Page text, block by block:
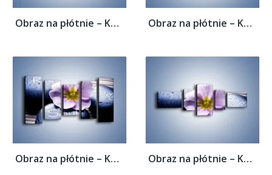
Obraz na płótnie – Kwiat z przekazem –... Obraz na płótnie – Kwiat z przekazem –...
Obraz na płótnie – Kwiat z przekazem –... Obraz na płótnie – Kwiat z przekazem –...